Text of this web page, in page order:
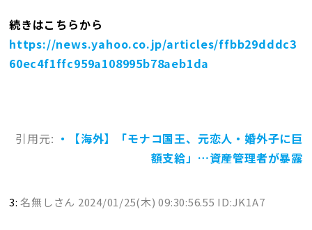
続きはこちらから
https://news.yahoo.co.jp/articles/ffbb29dddc3
60ec4f1ffc959a108995b78aeb1da
引用元: ・【海外】「モナコ国王、元恋人・婚外子に巨
額支給」…資産管理者が暴露
3:名無しさん 2024/01/25(木) 09:30:56.55 ID:JK1A7